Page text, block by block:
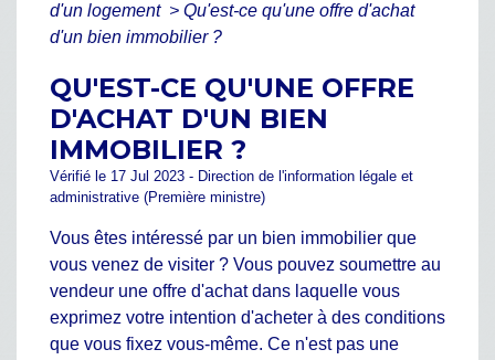
d'un logement > Qu'est-ce qu'une offre d'achat
d'un bien immobilier ?
QU'EST-CE QU'UNE OFFRE
D'ACHAT D'UN BIEN
IMMOBILIER ?
Vérifié le 17 Jul 2023 - Direction de l'information légale et
administrative (Première ministre)
Vous êtes intéressé par un bien immobilier que
vous venez de visiter ? Vous pouvez soumettre au
vendeur une offre d'achat dans laquelle vous
exprimez votre intention d'acheter à des conditions
que vous fixez vous-même. Ce n'est pas une